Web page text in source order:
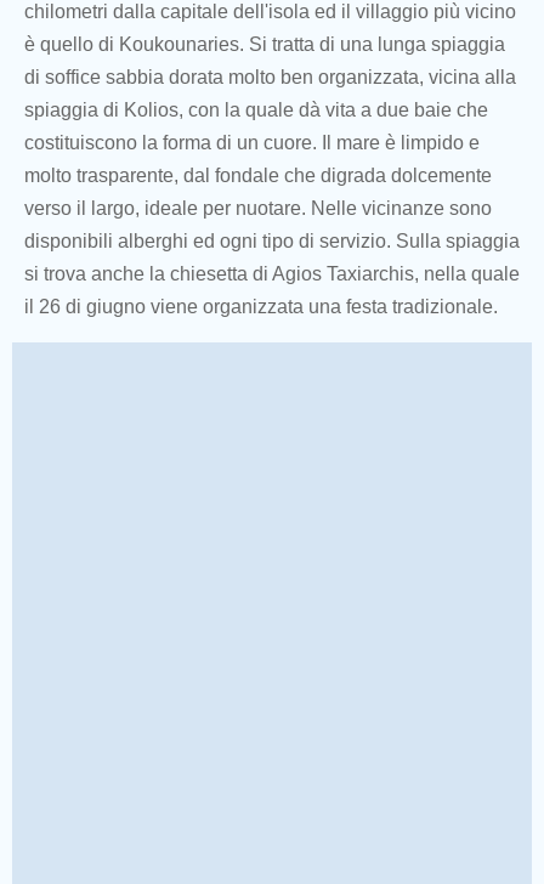
chilometri dalla capitale dell'isola ed il villaggio più vicino
è quello di Koukounaries. Si tratta di una lunga spiaggia
di soffice sabbia dorata molto ben organizzata, vicina alla
spiaggia di Kolios, con la quale dà vita a due baie che
costituiscono la forma di un cuore. Il mare è limpido e
molto trasparente, dal fondale che digrada dolcemente
verso il largo, ideale per nuotare. Nelle vicinanze sono
disponibili alberghi ed ogni tipo di servizio. Sulla spiaggia
si trova anche la chiesetta di Agios Taxiarchis, nella quale
il 26 di giugno viene organizzata una festa tradizionale.